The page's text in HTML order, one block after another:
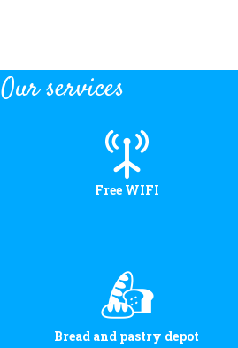
Our services
Free WIFI
Bread and pastry depot